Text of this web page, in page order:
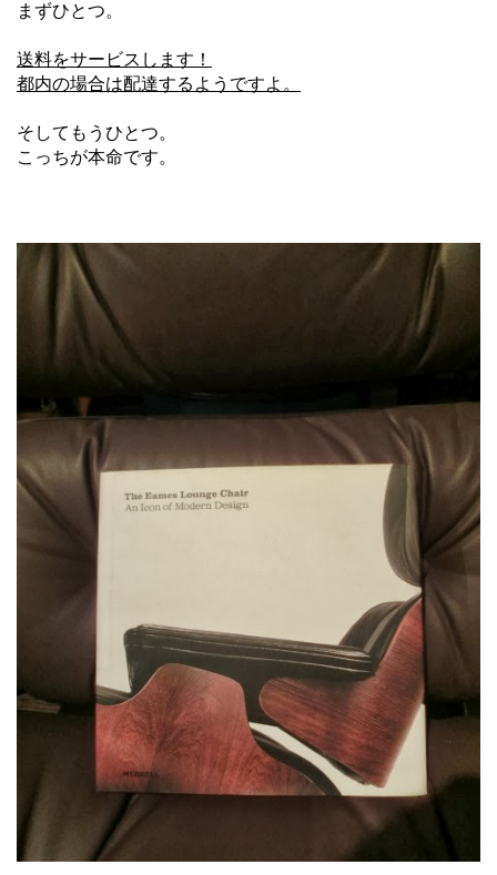
まずひとつ。
送料をサービスします！
都内の場合は配達するようですよ。
そしてもうひとつ。
こっちが本命です。